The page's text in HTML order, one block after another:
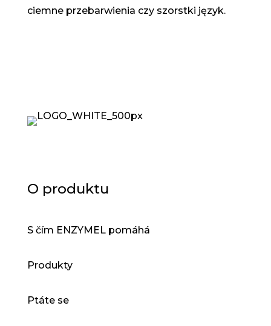
ciemne przebarwienia czy szorstki język.
O produktu
S čím ENZYMEL pomáhá
Produkty
Ptáte se